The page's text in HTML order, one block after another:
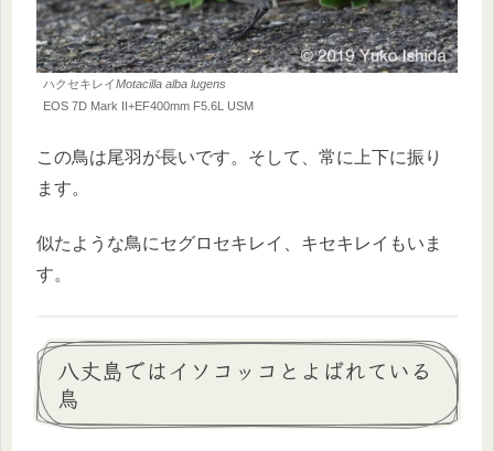
ハクセキレイMotacilla alba lugens
EOS 7D Mark II+EF400mm F5.6L USM
この鳥は尾羽が長いです。そして、常に上下に振り
ます。
似たような鳥にセグロセキレイ、キセキレイもいま
す。
八丈島ではイソコッコとよばれている
鳥